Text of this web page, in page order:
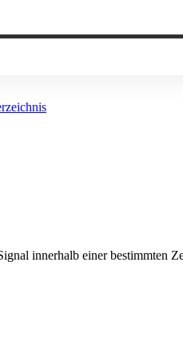
innerhalb einer bestimmten